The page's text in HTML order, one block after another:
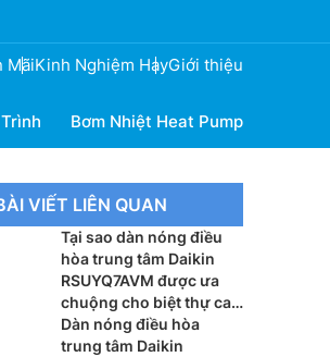
MãiKinh Nghiệm HayGiới thiệu
Bơm Nhiệt Heat Pump
VIẾT LIÊN QUAN
Tại sao dàn nóng điều
hòa trung tâm Daikin
RSUYQ7AVM được ưa
chuộng cho biệt thự cao
cấp?
Dàn nóng điều hòa
trung tâm Daikin